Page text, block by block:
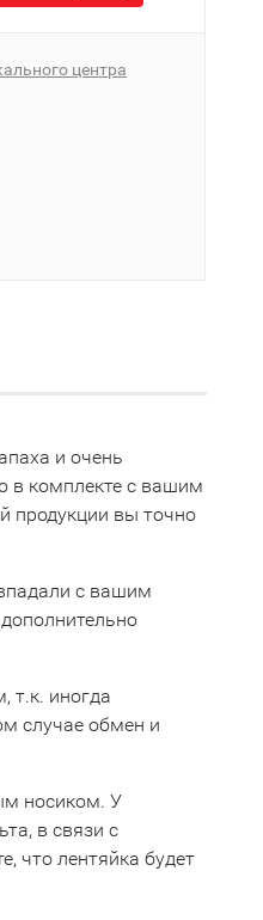
центра
и очень
в комплекте с вашим
продукции вы точно
с вашим
т.к. иногда
случае обмен и
носиком. У
в связи с
что лентяйка будет